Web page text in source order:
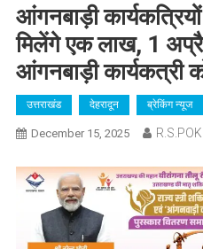
आंगनबाड़ी
मिलेंगे एक लाख, 1
आंगनबाड़ी कार्यकत्री
उत्तराखंड देहरादून ब्रेकिंग न्यूज
December 15, 2025